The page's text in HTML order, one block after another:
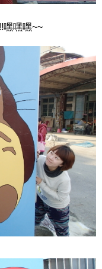
嘿嘿嘿~~